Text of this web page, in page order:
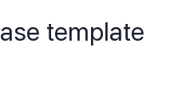
template